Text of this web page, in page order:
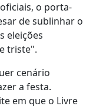
o porta-
de sublinhar o
eleições
triste".
cenário
a festa.
em que o Livre